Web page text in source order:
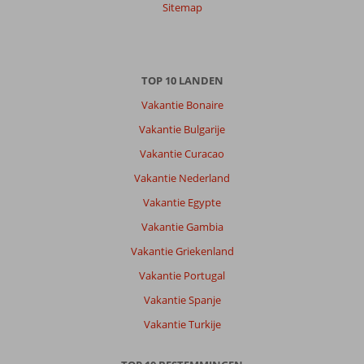
Sitemap
TOP 10 LANDEN
Vakantie Bonaire
Vakantie Bulgarije
Vakantie Curacao
Vakantie Nederland
Vakantie Egypte
Vakantie Gambia
Vakantie Griekenland
Vakantie Portugal
Vakantie Spanje
Vakantie Turkije